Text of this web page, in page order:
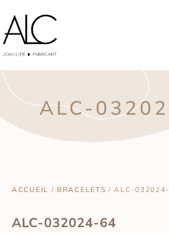
ALC-
ACCUEIL / BRACELETS / ALC-
ALC-032024-64